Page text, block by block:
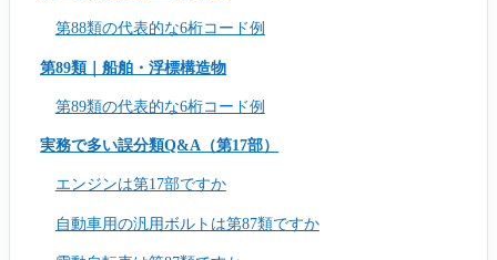
第88類の代表的な6桁コード例
第89類｜船舶・浮標構造物
第89類の代表的な6桁コード例
実務で多い誤分類Q&A（第17部）
エンジンは第17部ですか
自動車用の汎用ボルトは第87類ですか